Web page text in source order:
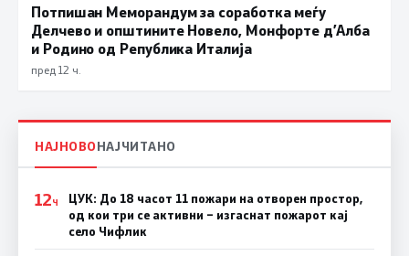
Потпишан Меморандум за соработка меѓу
Делчево и општините Новело, Монфорте д’Алба
и Родино од Република Италија
пред 12 ч.
НАЈНОВОНАЈЧИТАНО
12Ч
ЦУК: До 18 часот 11 пожари на отворен простор,
од кои три се активни – изгаснат пожарот кај
село Чифлик